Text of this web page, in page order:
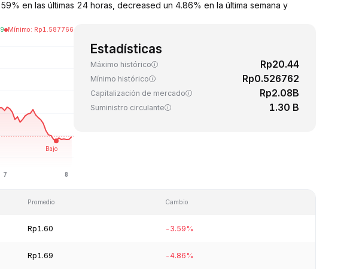
en las últimas 24 horas, decreased un 4.86% en la última semana y
Mínimo: Rp1.587766
Estadísticas
Máximo histórico Rp20.44
Mínimo histórico Rp0.526762
Capitalización de mercado Rp2.08B
Suministro circulante 1.30 B
Promedio Cambio
Rp1.60 -3.59%
Rp1.69 -4.86%